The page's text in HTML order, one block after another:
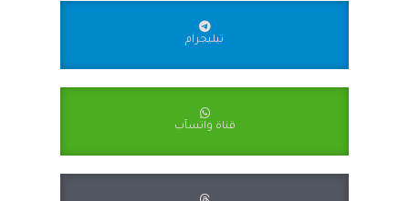
تيليجرام
قناة واتسآب